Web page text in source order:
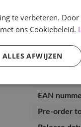
EAN
Pre-order
te verbeteren.
ons Cookiebeleid.
ALLES AFWIJZEN